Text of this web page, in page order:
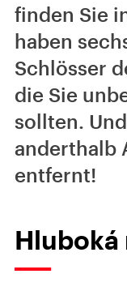
finden Sie
haben
Schlösser
die Sie
sollten.
anderthalb
entfernt!
Hluboká